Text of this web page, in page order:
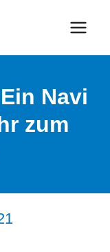
Navi
zum